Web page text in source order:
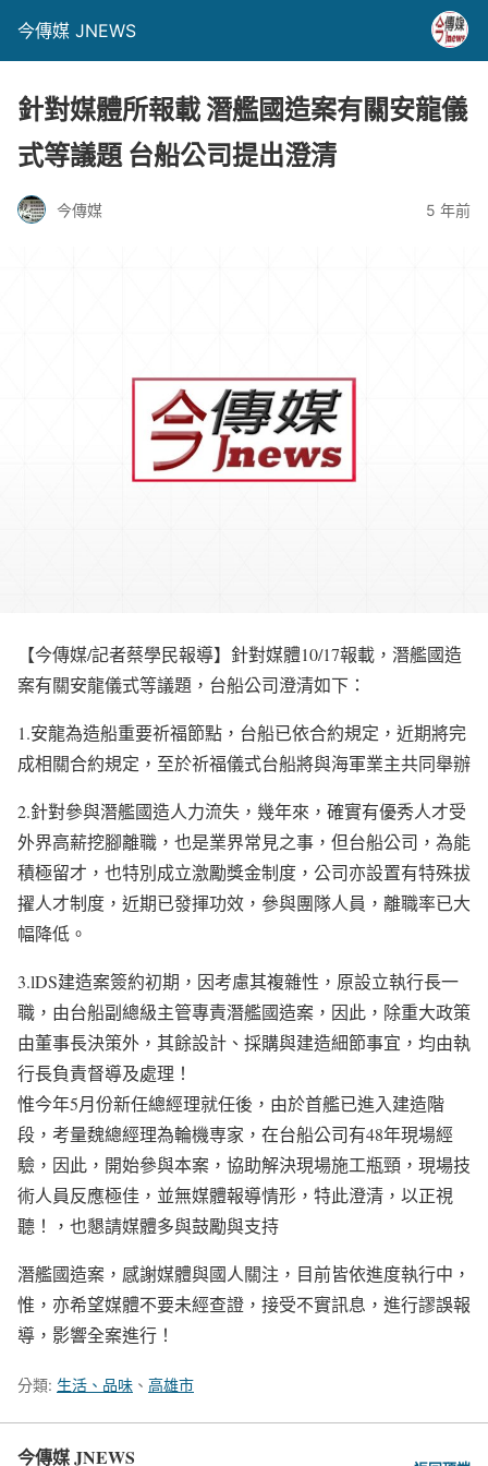
今傳媒 JNEWS
針對媒體所報載 潛艦國造案有關安龍儀
式等議題 台船公司提出澄清
今傳媒 5 年前
【今傳媒/記者蔡學民報導】針對媒體10/17報載，潛艦國造
案有關安龍儀式等議題，台船公司澄清如下：
1.安龍為造船重要祈福節點，台船已依合約規定，近期將完
成相關合約規定，至於祈福儀式台船將與海軍業主共同舉辦
2.針對參與潛艦國造人力流失，幾年來，確實有優秀人才受
外界高薪挖腳離職，也是業界常見之事，但台船公司，為能
積極留才，也特別成立激勵獎金制度，公司亦設置有特殊拔
擢人才制度，近期已發揮功效，參與團隊人員，離職率已大
幅降低。
3.lDS建造案簽約初期，因考慮其複雜性，原設立執行長一
職，由台船副總級主管專責潛艦國造案，因此，除重大政策
由董事長決策外，其餘設計、採購與建造細節事宜，均由執
行長負責督導及處理！
惟今年5月份新任總經理就任後，由於首艦已進入建造階
段，考量魏總經理為輪機専家，在台船公司有48年現場經
驗，因此，開始參與本案，協助解決現場施工瓶頸，現場技
術人員反應極佳，並無媒體報導情形，特此澄清，以正視
聽！，也懇請媒體多與鼓勵與支持
潛艦國造案，感謝媒體與國人關注，目前皆依進度執行中，
惟，亦希望媒體不要未經查證，接受不實訊息，進行謬誤報
導，影響全案進行！
分類: 生活、品味 、 高雄市
今傳媒 JNEWS